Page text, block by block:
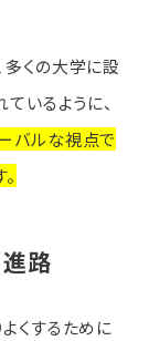
多くの大学に設
いるように、
バルな視点で
路
くするために